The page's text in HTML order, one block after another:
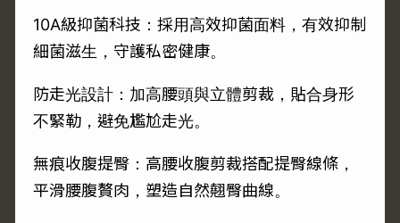
10A級抑菌科技：採用高效抑菌面料，有效抑制
細菌滋生，守護私密健康。
防走光設計：加高腰頭與立體剪裁，貼合身形
不緊勒，避免尷尬走光。
無痕收腹提臀：高腰收腹剪裁搭配提臀線條，
平滑腰腹贅肉，塑造自然翹臀曲線。